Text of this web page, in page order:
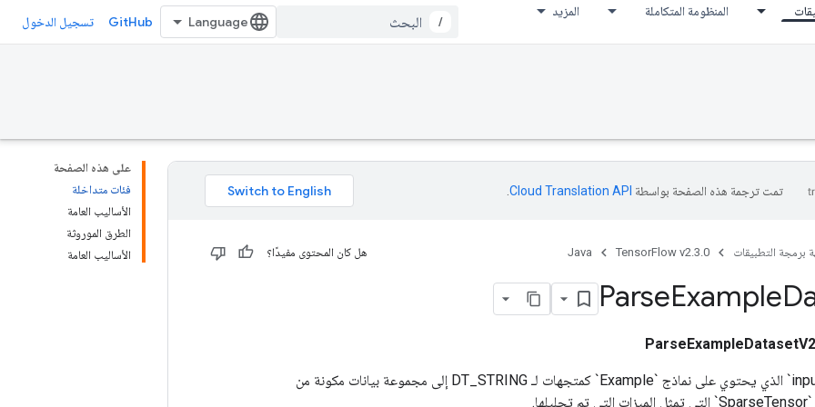
المنظومة المتكاملة المزيد
/
GitHub تسجيل الدخول
على هذه الصفحة
فئات متداخلة
الأساليب العامة
الطرق الموروثة
الأساليب العامة
تمت ترجمة هذه الصفحة بواسطة Cloud Translation API‏
برمجة التطبيقات TensorFlow v2.3.0
Java هل كان المحتوى مفيدًا؟
ParseExample
ParseExampleDatasetV2
يحول `input_dataset` الذي يحتوي على نماذج `Example` كمتجهات لـ DT_STRING إلى مجموعة بيانات مكونة من